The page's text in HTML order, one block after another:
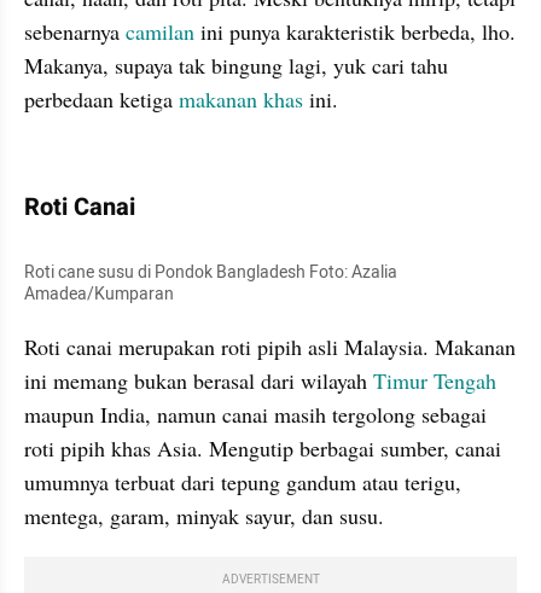
sebenarnya camilan ini punya karakteristik berbeda, lho.
Makanya, supaya tak bingung lagi, yuk cari tahu
perbedaan ketiga makanan khas ini.
Roti Canai
Roti cane susu di Pondok Bangladesh Foto: Azalia
Amadea/Kumparan
Roti canai merupakan roti pipih asli Malaysia. Makanan
ini memang bukan berasal dari wilayah Timur Tengah
maupun India, namun canai masih tergolong sebagai
roti pipih khas Asia. Mengutip berbagai sumber, canai
umumnya terbuat dari tepung gandum atau terigu,
mentega, garam, minyak sayur, dan susu.
ADVERTISEMENT